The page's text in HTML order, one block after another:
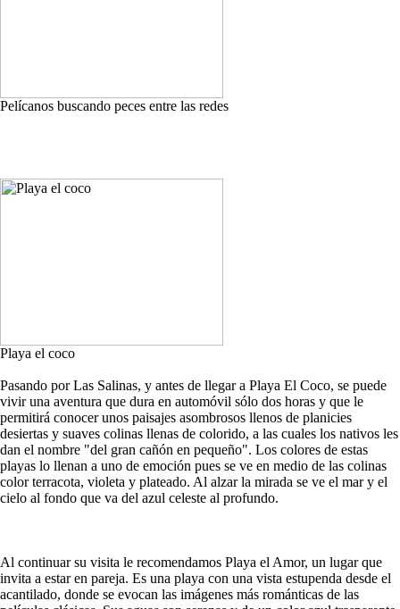
Pelícanos buscando peces entre las redes
Playa el coco
Pasando por Las Salinas, y antes de llegar a Playa El Coco, se puede
vivir una aventura que dura en automóvil sólo dos horas y que le
permitirá conocer unos paisajes asombrosos llenos de planicies
desiertas y suaves colinas llenas de colorido, a las cuales los nativos les
dan el nombre "del gran cañón en pequeño". Los colores de estas
playas lo llenan a uno de emoción pues se ve en medio de las colinas
color terracota, violeta y plateado. Al alzar la mirada se ve el mar y el
cielo al fondo que va del azul celeste al profundo.
Al continuar su visita le recomendamos Playa el Amor, un lugar que
invita a estar en pareja. Es una playa con una vista estupenda desde el
acantilado, donde se evocan las imágenes más románticas de las